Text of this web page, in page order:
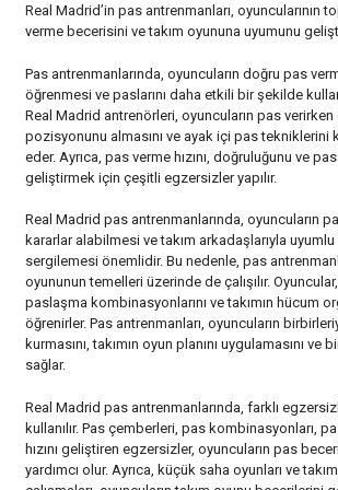
Real Madrid’in pas antrenmanları, oyuncularının
verme becerisini ve takım oyununa uyumunu
Pas antrenmanlarında, oyuncuların doğru pas
öğrenmesi ve paslarını daha etkili bir şekilde
Real Madrid antrenörleri, oyuncuların pas
pozisyonunu almasını ve ayak içi pas tekniklerini
eder. Ayrıca, pas verme hızını, doğruluğunu ve
geliştirmek için çeşitli egzersizler yapılır.
Real Madrid pas antrenmanlarında, oyuncuların
kararlar alabilmesi ve takım arkadaşlarıyla
sergilemesi önemlidir. Bu nedenle, pas
oyununun temelleri üzerinde de çalışılır.
paslaşma kombinasyonlarını ve takımın hücum
öğrenirler. Pas antrenmanları, oyuncuların
kurmasını, takımın oyun planını uygulamasını
sağlar.
Real Madrid pas antrenmanlarında, farklı
kullanılır. Pas çemberleri, pas kombinasyonları,
hızını geliştiren egzersizler, oyuncuların pas
yardımcı olur. Ayrıca, küçük saha oyunları ve